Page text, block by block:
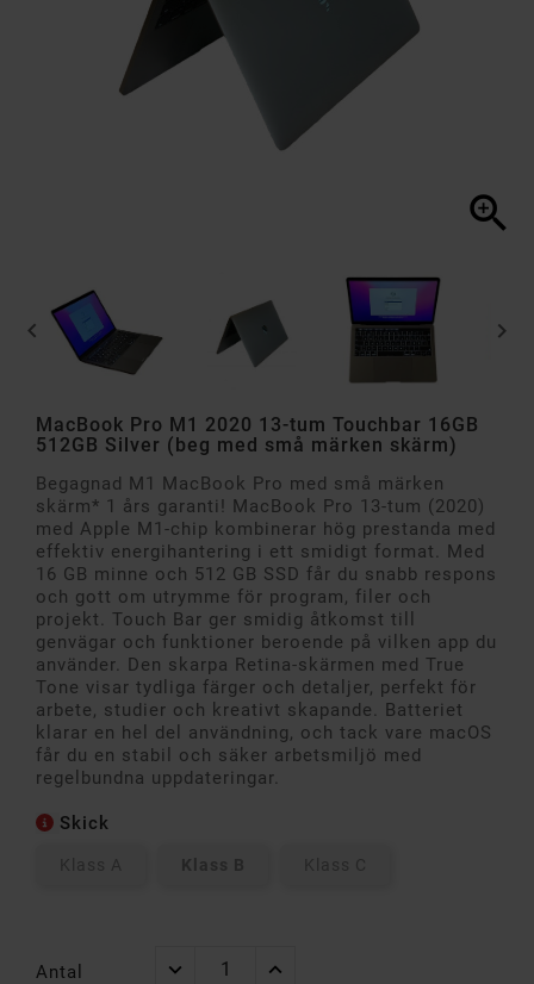

 
MacBook Pro M1 2020 13-tum Touchbar 16GB
512GB Silver (beg med små märken skärm)
Begagnad M1 MacBook Pro med små märken
skärm* 1 års garanti! MacBook Pro 13-tum (2020)
med Apple M1-chip kombinerar hög prestanda med
effektiv energihantering i ett smidigt format. Med
16 GB minne och 512 GB SSD får du snabb respons
och gott om utrymme för program, filer och
projekt. Touch Bar ger smidig åtkomst till
genvägar och funktioner beroende på vilken app du
använder. Den skarpa Retina-skärmen med True
Tone visar tydliga färger och detaljer, perfekt för
arbete, studier och kreativt skapande. Batteriet
klarar en hel del användning, och tack vare macOS
får du en stabil och säker arbetsmiljö med
regelbundna uppdateringar.
Skick
Klass A Klass B Klass C
Antal